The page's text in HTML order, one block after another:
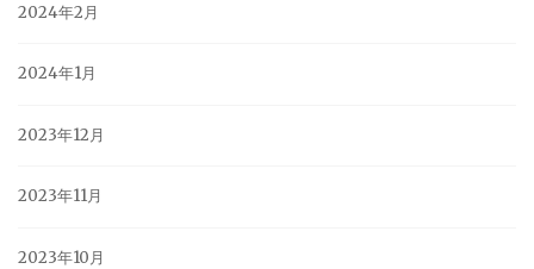
2024年2月
2024年1月
2023年12月
2023年11月
2023年10月